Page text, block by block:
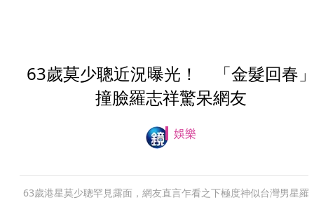
63歲莫少聰近況曝光！ 「金髮回春
撞臉羅志祥驚呆網友
娛樂
63歲港星莫少聰罕見露面，網友直言乍看之下極度神似台灣男星羅